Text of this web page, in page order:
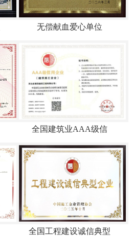
无偿献血爱心单位
全国建筑业AAA级信
全国工程建设诚信典型